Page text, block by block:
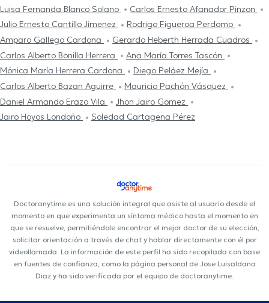
Luisa Fernanda Blanco Solano
Carlos Ernesto Afanador Pinzon
Julio Ernesto Cantillo Jimenez
Rodrigo Figueroa Perdomo
Amparo Gallego Cardona
Gerardo Heberth Herrada Cuadros
Carlos Alberto Bonilla Herrera
Ana María Torres Tascón
Mónica María Herrera Cardona
Diego Peláez Mejía
Carlos Alberto Bazan Aguirre
Mauricio Pachón Vásquez
Daniel Armando Erazo Vila
Jhon Jairo Gomez
Jairo Hoyos Londoño
Soledad Cartagena Pérez
Doctoranytime es una solución integral que asiste al usuario desde el
momento en que experimenta un síntoma médico hasta el momento en
que se resuelve, permitiéndole encontrar el mejor doctor de su elección,
solicitar orientación a través de chat y hablar directamente con él por
videollamada. La información de este perfil ha sido recopilada con base
en fuentes de confianza, como la página personal de Jose Luisaldana
Diaz y ha sido verificada por el equipo de doctoranytime.